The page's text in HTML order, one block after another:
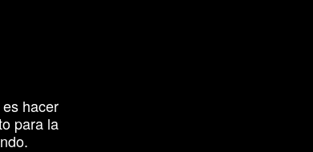
hacer
para la